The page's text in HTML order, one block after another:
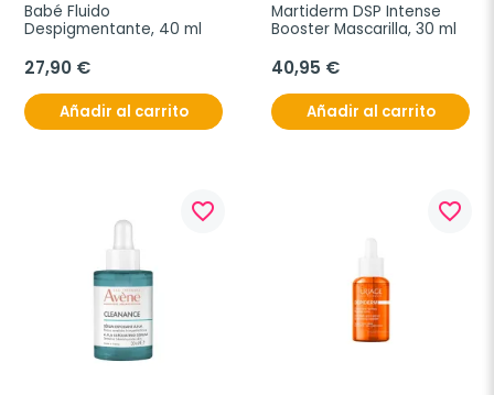
Babé Fluido
Despigmentante, 40 ml
27,90 €
Añadir al carrito
Martiderm DSP Intense
Booster Mascarilla, 30 ml
40,95 €
Añadir al carrito
favorite_border favorite_border